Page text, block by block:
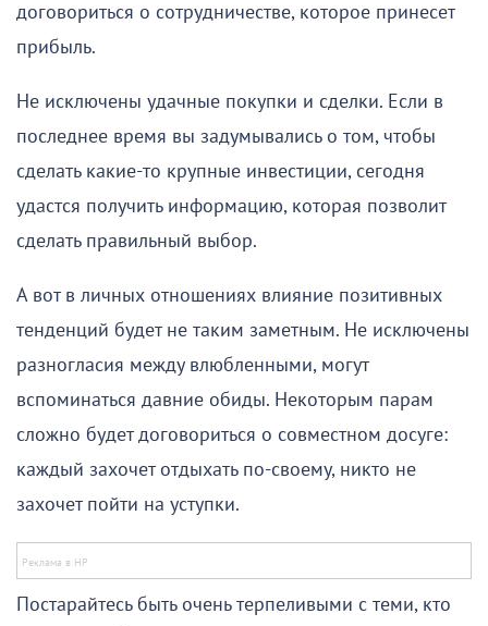
договориться о сотрудничестве, которое принесет
прибыль.
Не исключены удачные покупки и сделки. Если в
последнее время вы задумывались о том, чтобы
сделать какие-то крупные инвестиции, сегодня
удастся получить информацию, которая позволит
сделать правильный выбор.
А вот в личных отношениях влияние позитивных
тенденций будет не таким заметным. Не исключены
разногласия между влюбленными, могут
вспоминаться давние обиды. Некоторым парам
сложно будет договориться о совместном досуге:
каждый захочет отдыхать по-своему, никто не
захочет пойти на уступки.
Постарайтесь быть очень терпеливыми с теми, кто